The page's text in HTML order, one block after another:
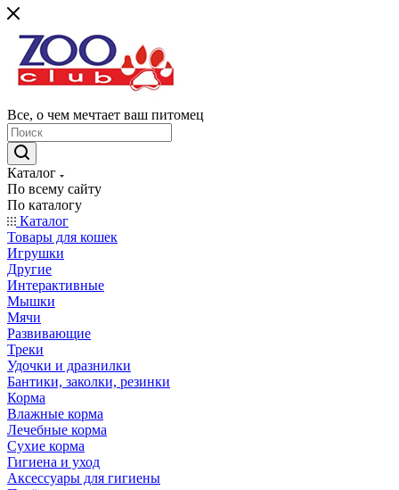
Все, о чем мечтает ваш питомец
Каталог
По всему сайту
По каталогу
Каталог
Товары для кошек
Игрушки
Другие
Интерактивные
Мышки
Мячи
Развивающие
Треки
Удочки и дразнилки
Бантики, заколки, резинки
Корма
Влажные корма
Лечебные корма
Сухие корма
Гигиена и уход
Аксессуары для гигиены